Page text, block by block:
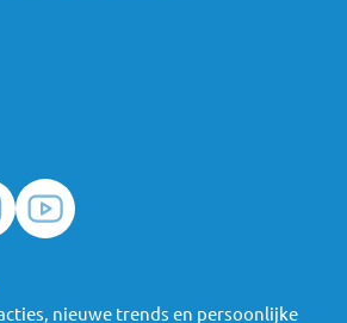
nieuwe trends en persoonlijke